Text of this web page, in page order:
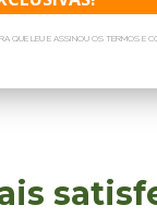
QUE LEU E ASSINOU OS TERMOS E